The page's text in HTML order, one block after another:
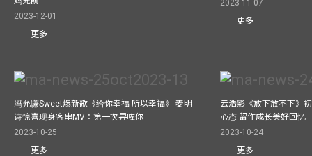
2023-12-01
更多
2023-11-07
更多
冯允谦Sweet爆新歌《给你幸福 所以幸福》 麦明
诗惊喜现身客串MV：第一次畀咗你
2023-10-25
更多
云浩影《放下放不下》
心态 留作成长美好回忆
2023-10-24
更多